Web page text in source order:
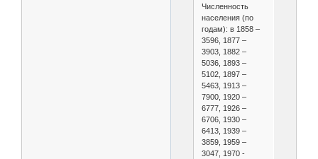
Численность
населения (по
годам): в 1858 –
3596, 1877 –
3903, 1882 –
5036, 1893 –
5102, 1897 –
5463, 1913 –
7900, 1920 –
6777, 1926 –
6706, 1930 –
6413, 1939 –
3859, 1959 –
3047, 1970 -